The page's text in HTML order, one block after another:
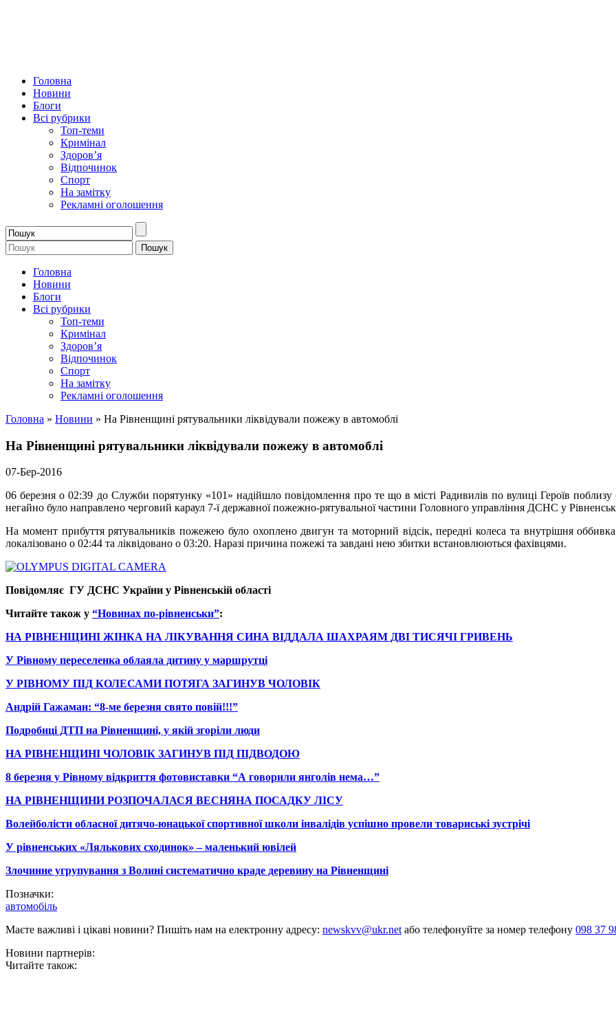
Головна
Новини
Блоги
Всі рубрики
Топ-теми
Кримінал
Здоров’я
Відпочинок
Спорт
На замітку
Рекламні оголошення
Головна
Новини
Блоги
Всі рубрики
Топ-теми
Кримінал
Здоров’я
Відпочинок
Спорт
На замітку
Рекламні оголошення
Головна » Новини » На Рівненщині рятувальники ліквідували пожежу в автомоблі
На Рівненщині рятувальники ліквідували пожежу в автомоблі
07-Бер-2016
06 березня о 02:39 до Служби порятунку «101» надійшло повідомлення про те що в місті Радивилів по вулиці Героїв
негайно було направлено черговий караул 7-ї державної пожежно-рятувальної частини Головного управління ДСНС у
На момент прибуття рятувальників пожежею було охоплено двигун та моторний відсік, передні колеса та внутрішня
локалізовано о 02:44 та ліквідовано о 03:20. Наразі причина пожежі та завдані нею збитки встановлюються фахівцями.
Повідомляє ГУ ДСНС України у Рівненській області
Читайте також у “Новинах по-рівненськи”:
НА РІВНЕНЩИНІ ЖІНКА НА ЛІКУВАННЯ СИНА ВІДДАЛА ШАХРАЯМ ДВІ ТИСЯЧІ ГРИВЕНЬ
У Рівному переселенка облаяла дитину у маршрутці
У РІВНОМУ ПІД КОЛЕСАМИ ПОТЯГА ЗАГИНУВ ЧОЛОВІК
Андрій Гажаман: “8-ме березня свято повій!!!”
Подробиці ДТП на Рівненщині, у якій згоріли люди
НА РІВНЕНЩИНІ ЧОЛОВІК ЗАГИНУВ ПІД ПІДВОДОЮ
8 березня у Рівному відкриття фотовиставки “А говорили янголів нема…”
НА РІВНЕНЩИНИ РОЗПОЧАЛАСЯ ВЕСНЯНА ПОСАДКУ ЛІСУ
Волейболісти обласної дитячо-юнацької спортивної школи інвалідів успішно провели товариські зустрічі
У рівненських «Лялькових сходинок» – маленький ювілей
Злочинне угрупування з Волині систематично краде деревину на Рівненщині
Позначки:
автомобіль
Маєте важливі і цікаві новини? Пишіть нам на електронну адресу: newskvv@ukr.netабо телефонуйте за номер телефону 098 37
Новини партнерів:
Читайте також: